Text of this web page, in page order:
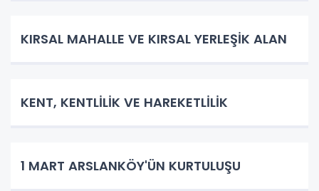
KIRSAL MAHALLE VE KIRSAL YERLEŞİK ALAN
KENT, KENTLİLİK VE HAREKETLİLİK
1 MART ARSLANKÖY'ÜN KURTULUŞU